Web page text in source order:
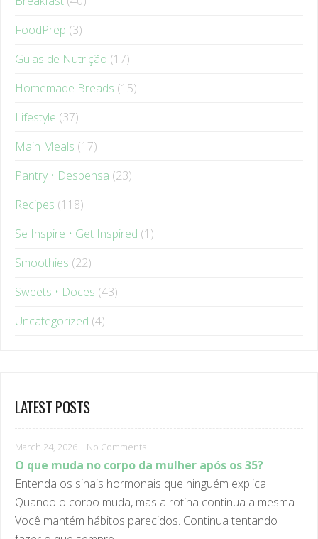
FoodPrep (3)
Guias de Nutrição
Homemade Breads (15)
Lifestyle(37)
Main Meals (17)
Pantry • Despensa
Recipes
(118)
Se Inspire • Get Inspired
Smoothies
(22)
Sweets • Doces
Uncategorized(4)
O que muda no corpo da mulher após os 35?
Entenda os sinais hormonais que ninguém explica
Quando o corpo muda, mas a rotina continua a mesma
Você mantém hábitos parecidos. Continua tentando
fazer o que sempre ...